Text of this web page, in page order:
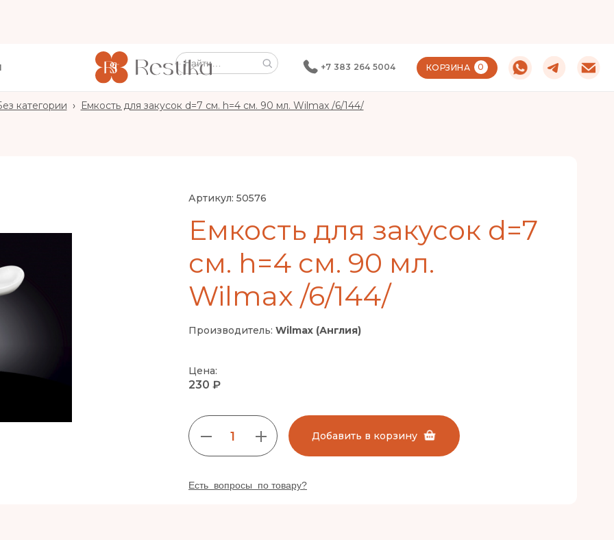
+7 383 264 5004 КОРЗИНА 0
категории › Емкость для закусок d=7 см. h=4 см. 90 мл. Wilmax /6/144/
Артикул: 50576
Емкость для закусок d=7
см. h=4 см. 90 мл.
Wilmax /6/144/
Производитель: Wilmax (Англия)
Цена:
230 ₽
1 Добавить в корзину
Есть вопросы по товару?